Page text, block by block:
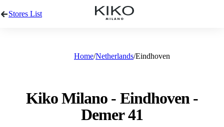
Stores List
Home Netherlands Eindhoven
Kiko Milano - Eindhoven -
Demer 41